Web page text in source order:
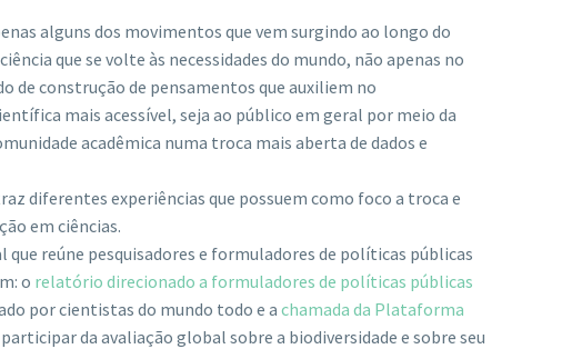
alguns dos movimentos que vem surgindo ao longo do
que se volte às necessidades do mundo, não apenas no
de construção de pensamentos que auxiliem no
mais acessível, seja ao público em geral por meio da
acadêmica numa troca mais aberta de dados e
diferentes experiências que possuem como foco a troca e
em ciências.
reúne pesquisadores e formuladores de políticas públicas
o relatório direcionado a formuladores de políticas públicas
por cientistas do mundo todo e achamada da Plataforma
da avaliação global sobre a biodiversidade e sobre seu